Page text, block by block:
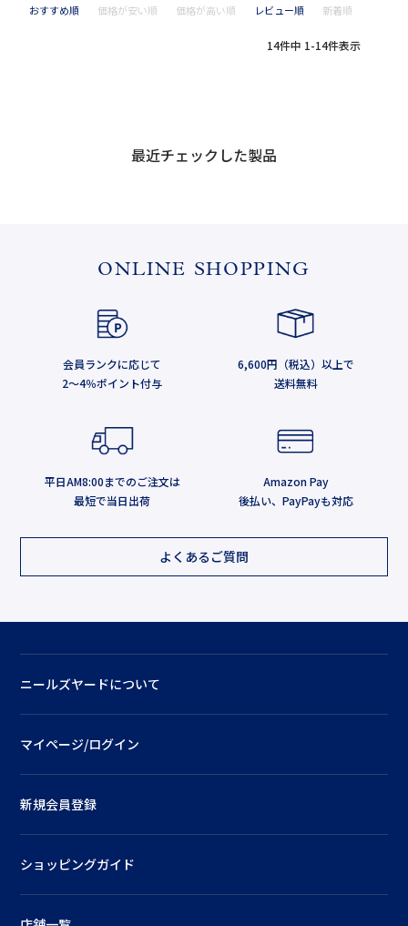
おすすめ順
価格が安い順 価格が高い順 レビュー順 新着順
14件中 1-14件表示
最近チェックした製品
ONLINE SHOPPING
会員ランクに応じて
2～4％ポイント付与
6,600円（税込）以上で
送料無料
平日AM8:00までのご注文は
最短で当日出荷
Amazon Pay
後払い、PayPayも対応
よくあるご質問
ニールズヤードについて
マイページ/ログイン
新規会員登録
ショッピングガイド